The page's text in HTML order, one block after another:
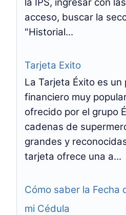
acceso, buscar la
"Historial...
Tarjeta Exito
La Tarjeta Éxito es
financiero muy
ofrecido por el grupo
cadenas de
grandes y
tarjeta ofrece una a...
Cómo saber la Fecha
mi Cédula